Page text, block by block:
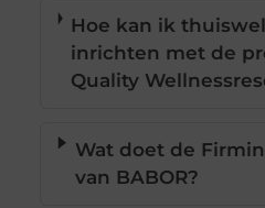
Hoe kan ik
inrichten met de
Quality
Wat doet de
van BABOR?